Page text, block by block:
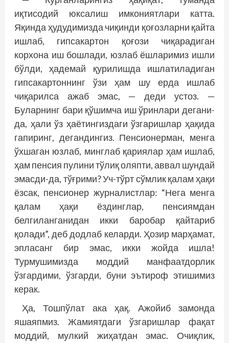
иқтисодий юксалиш имкониятлари катта.
Яқинда ҳудудимизда чиқинди қоғозларни қайта
ишлаб, гипсакартон қоғози чиқарадиган
корхона иш бошлади, юзлаб ёшларимиз ишли
бўлди, ҳадемай қурилишда ишлатиладиган
гипсакартоннинг ўзи ҳам шу ерда ишлаб
чиқарилса ажаб эмас, — деди устоз. —
Буларнинг бари қўшимча иш ўринлари дегани-
да, ҳали ўз ҳаё­тингиздаги ўзгаришлар ҳақида
гапиринг, дегандингиз. Пенсионерман, менга
ўхшаган юзлаб, минглаб қариялар ҳам ишлаб,
ҳам пенсия пулини тўлиқ оляпти, аввал шундай
эмасди-да, тўғрими? Уч-тўрт сўмлик қалам ҳақи
ёзсак, пенсионер журналистлар: “Нега менга
қалам ҳақи ёздинглар, пенсиямдан
белгиланганидан икки баробар қайтариб
қолади”, деб додлаб келарди. Ҳозир марҳамат,
эпласанг бир эмас, икки жойда ишла!
Турмушимизда моддий манфаатдорлик
ўзгардими, ўзгарди, буни эътироф этишимиз
керак.
Ҳа, Тошпўлат ака ҳақ. Ажойиб замонда
яшаяпмиз. Жамиятдаги ўзгаришлар фақат
моддий, мулкий жиҳатдан эмас. Очиқлик,